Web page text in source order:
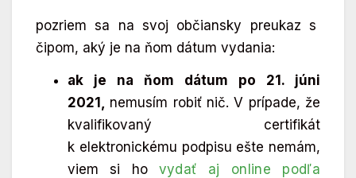
pozriem sa na svoj občiansky preukaz s
čipom, aký je na ňom dátum vydania:
ak je na ňom dátum po 21. júni
2021, nemusím robiť nič. V prípade, že
kvalifikovaný certifikát
k elektronickému podpisu ešte nemám,
viem si ho vydať aj online podľa